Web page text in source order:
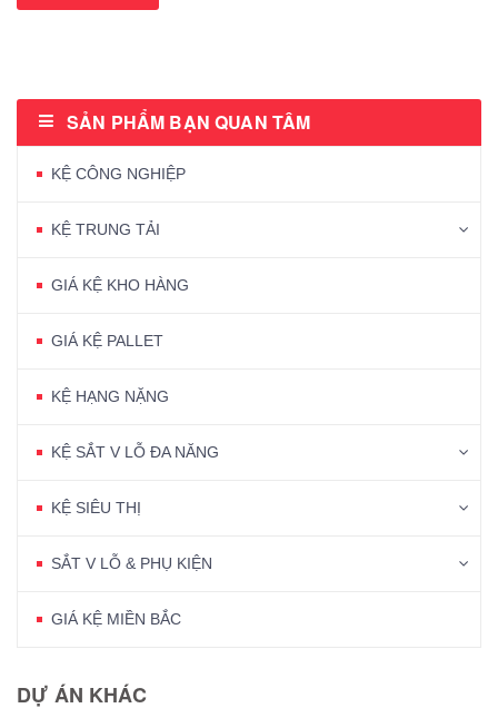
SẢN PHẨM BẠN QUAN TÂM
KỆ CÔNG NGHIỆP
KỆ TRUNG TẢI
GIÁ KỆ KHO HÀNG
GIÁ KỆ PALLET
KỆ HẠNG NẶNG
KỆ SẮT V LỖ ĐA NĂNG
KỆ SIÊU THỊ
SẮT V LỖ & PHỤ KIỆN
GIÁ KỆ MIỀN BẮC
DỰ ÁN KHÁC